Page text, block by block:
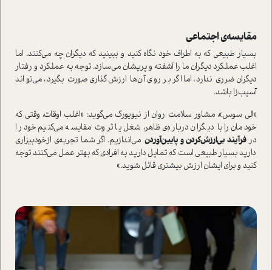
مقایسه‌ی اجتماعی
بسیار طبیعی که به اطراف خود نگاه کنید و ببینید که دیگران چه می‌کنند. اما
اغلب عملکرد دیگران ما را آشفته و پریشان می‌سازد. توجه به عملکرد و رفتار
دیگران ضرری ندارد، اما اگر بر روی آن‌ها ارزش‌گذاری صورت بگیرد، می‌تواند
آسیب‌زا باشد.
«الی سوس»، مشاور سلامت روان از نیویورک می‌گوید: «اغلب اوقات، وقتی که
خودمان را با دیگران درباره‌ی ظاهر، شغل یا ثروت مقایسه می‌کنیم خود را
درفرآیند بی‌ارزش‌کردن و پایین‌آوردن می‌اندازیم. اگر شما تجربه‌ی از‌خودبیزاری
دارید بسیار طبیعی است که تمایل دارید به افرادی که بهتر عمل می‌کنند توجه
کنید و برای ایشان ارزش بیشتری قائل شوید.»